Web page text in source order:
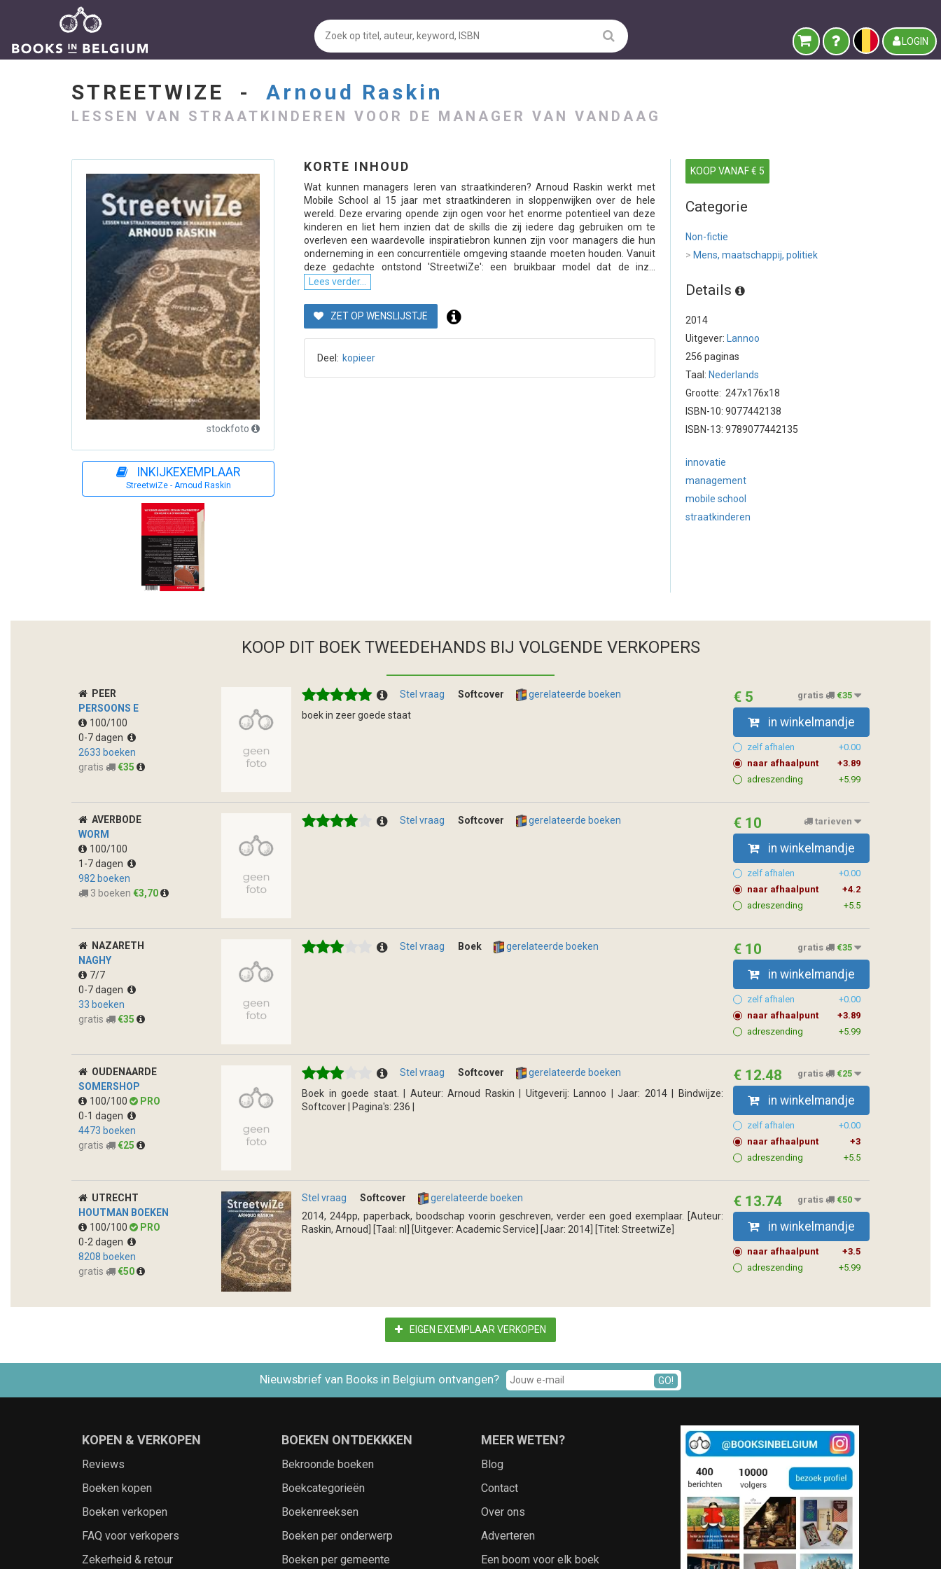
LOGIN
STREETWIZE - Arnoud Raskin
LESSEN VAN STRAATKINDEREN VOOR DE MANAGER VAN VANDAAG
stockfoto
INKIJKEXEMPLAAR
StreetwiZe - Arnoud Raskin
KORTE INHOUD
Wat kunnen managers leren van straatkinderen? Arnoud Raskin werkt met
Mobile School al 15 jaar met straatkinderen in sloppenwijken over de hele
wereld. Deze ervaring opende zijn ogen voor het enorme potentieel van deze
kinderen en liet hem inzien dat de skills die zij iedere dag gebruiken om te
overleven een waardevolle inspiratiebron kunnen zijn voor managers die hun
onderneming in een concurrentiële omgeving staande moeten houden. Vanuit
deze gedachte ontstond 'StreetwiZe': een bruikbaar model dat de inz...
Lees verder...
ZET OP WENSLIJSTJE
Deel: kopieer
KOOP VANAF € 5
Categorie
Non-fictie
> Mens, maatschappij, politiek
Details
2014
Uitgever:
Lannoo
256 paginas
Taal: Nederlands
Grootte: 247x176x18
ISBN-10: 9077442138
ISBN-13: 9789077442135
innovatie
management
mobile school
straatkinderen
KOOP DIT BOEK TWEEDEHANDS BIJ VOLGENDE VERKOPERS
PEER
PERSOONS E
100/100
0-7 dagen
2633 boeken
gratis
€35
Stel vraag Softcover
gerelateerde boeken
boek in zeer goede staat
€ 5 gratis €35
in winkelmandje
zelf afhalen
+0.00
naar afhaalpunt
+3.89
adreszending
+5.99
AVERBODE
WORM
100/100
1-7 dagen
982 boeken
3 boeken €3,70
Stel vraag Softcover gerelateerde boeken € 10 tarieven
in winkelmandje
zelf afhalen
+0.00
naar afhaalpunt
+4.2
adreszending
+5.5
NAZARETH
NAGHY
7/7
0-7 dagen
33 boeken
gratis
€35
Stel vraag Boek gerelateerde boeken € 10 gratis €35
in winkelmandje
zelf afhalen
+0.00
naar afhaalpunt
+3.89
adreszending
+5.99
OUDENAARDE
SOMERSHOP
100/100
PRO
0-1 dagen
4473 boeken
gratis
€25
Stel vraag Softcover
gerelateerde boeken
Boek in goede staat. | Auteur: Arnoud Raskin | Uitgeverij: Lannoo | Jaar: 2014 | Bindwijze:
Softcover | Pagina's: 236 |
€ 12.48 gratis €25
in winkelmandje
zelf afhalen
+0.00
naar afhaalpunt
+3
adreszending
+5.5
UTRECHT
HOUTMAN BOEKEN
100/100
PRO
0-2 dagen
8208 boeken
gratis
€50
Stel vraag Softcover
gerelateerde boeken
2014, 244pp, paperback, boodschap voorin geschreven, verder een goed exemplaar. [Auteur:
Raskin, Arnoud] [Taal: nl] [Uitgever: Academic Service] [Jaar: 2014] [Titel: StreetwiZe]
€ 13.74 gratis €50
in winkelmandje
naar afhaalpunt
+3.5
adreszending
+5.99
EIGEN EXEMPLAAR VERKOPEN
Nieuwsbrief van Books in Belgium ontvangen? GO!
KOPEN & VERKOPEN
Reviews
Boeken kopen
Boeken verkopen
FAQ voor verkopers
Zekerheid & retour
BOEKEN ONTDEKKKEN
Bekroonde boeken
Boekcategorieën
Boekenreeksen
Boeken per onderwerp
Boeken per gemeente
MEER WETEN?
Blog
Contact
Over ons
Adverteren
Een boom voor elk boek